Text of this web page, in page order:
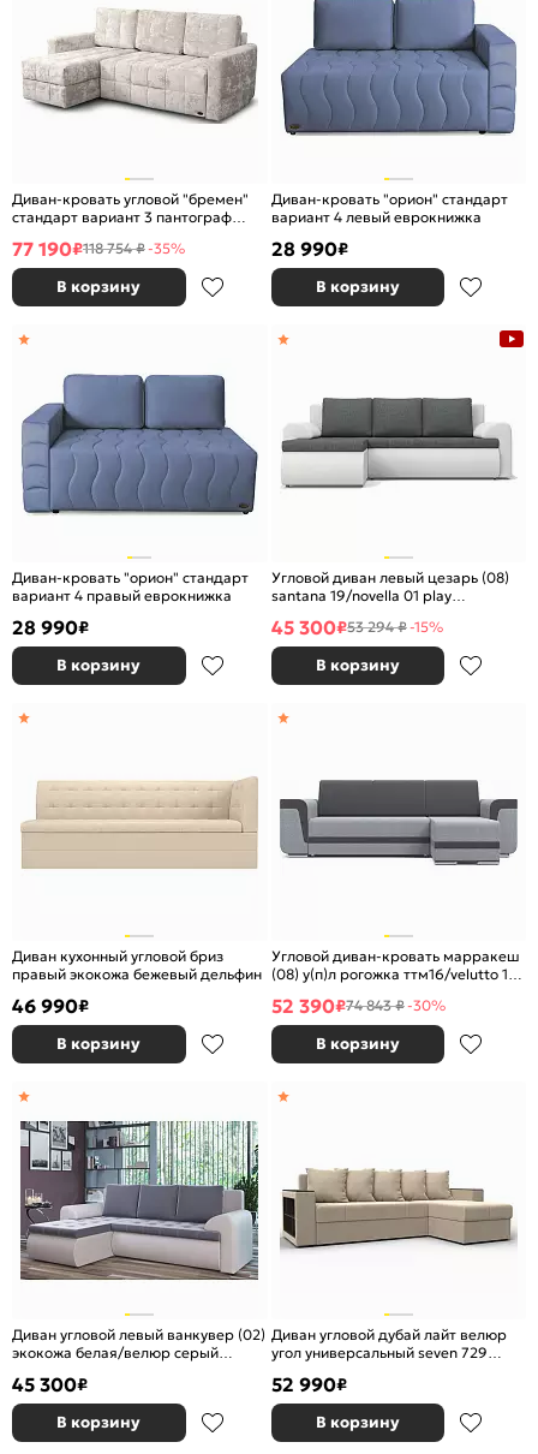
Диван-кровать угловой "бремен"
стандарт вариант 3 пантограф
77 190₽118 754 ₽-35%
В корзину
Диван-кровать "орион" стандарт
вариант 4 левый еврокнижка
28 990₽
В корзину
Диван-кровать "орион" стандарт
вариант 4 правый еврокнижка
28 990₽
В корзину
Угловой диван левый цезарь (08)
santana 19/novella 01 play
45 300₽53 294 ₽-15%
В корзину
Диван кухонный угловой бриз
правый экокожа бежевый дельфин
46 990₽
В корзину
Угловой диван-кровать марракеш
(08) у(п)л рогожка ттм16/velutto 19
52 390₽74 843 ₽-30%
В корзину
Диван угловой левый ванкувер (02)
экокожа белая/велюр серый
45 300₽
В корзину
Диван угловой дубай лайт велюр
угол универсальный seven 729
52 990₽
В корзину